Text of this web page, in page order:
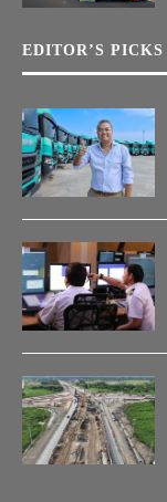
EDITOR’S PICKS